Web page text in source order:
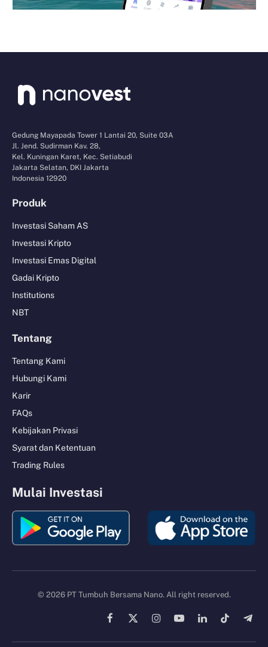
Gedung Mayapada Tower 1 Lantai 20, Suite 03A
Jl. Jend. Sudirman Kav. 28,
Kel. Kuningan Karet, Kec. Setiabudi
Jakarta Selatan, DKI Jakarta
Indonesia 12920
Produk
Investasi Saham AS
Investasi Kripto
Investasi Emas Digital
Gadai Kripto
Institutions
NBT
Tentang
Tentang Kami
Hubungi Kami
Karir
FAQs
Kebijakan Privasi
Syarat dan Ketentuan
Trading Rules
Mulai Investasi
© 2026 PT Tumbuh Bersama Nano. All right reserved.
Facebook
X
InstagramYouTubeLinkedInTikTok